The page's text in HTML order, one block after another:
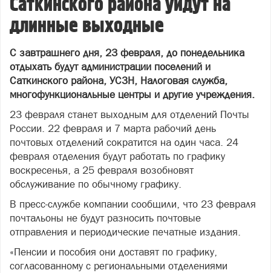
Саткинского района уйдут на
длинные выходные
С завтрашнего дня, 23 февраля, до понедельника
отдыхать будут администрации поселений и
Саткинского района, УСЗН, Налоговая служба,
многофункциональные центры и другие учреждения.
23 февраля станет выходным для отделений Почты
России. 22 февраля и 7 марта рабочий день
почтовых отделений сократится на один часа. 24
февраля отделения будут работать по графику
воскресенья, а 25 февраля возобновят
обслуживание по обычному графику.
В пресс-службе компании сообщили, что 23 февраля
почтальоны не будут разносить почтовые
отправления и периодические печатные издания.
«Пенсии и пособия они доставят по графику,
согласованному с региональными отделениями